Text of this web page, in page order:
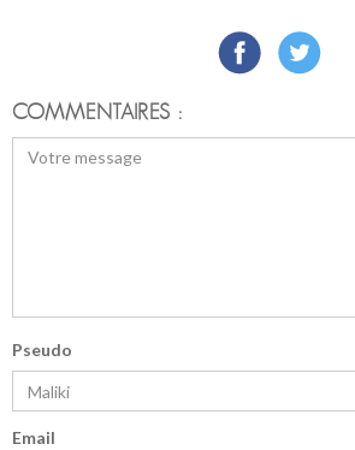
COMMENTAIRES :
Pseudo
Email